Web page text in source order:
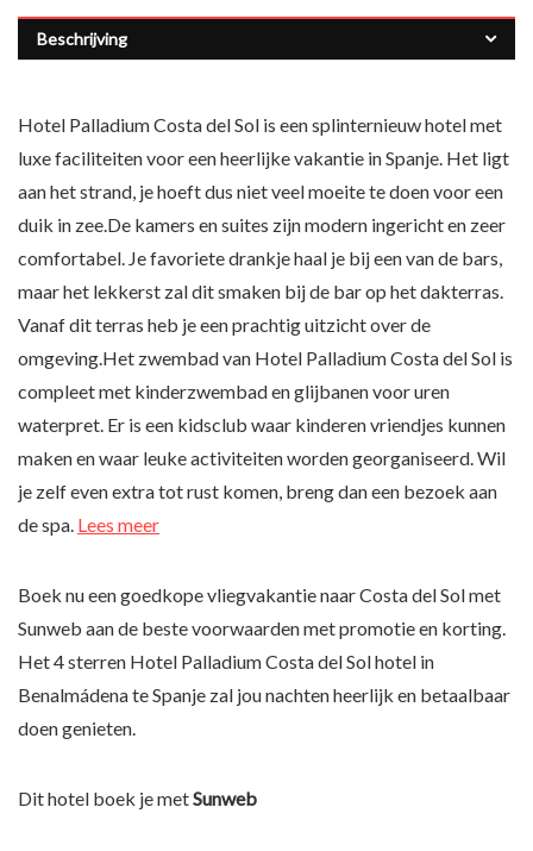
Beschrijving
Hotel Palladium Costa del Sol is een splinternieuw hotel met
luxe faciliteiten voor een heerlijke vakantie in Spanje. Het ligt
aan het strand, je hoeft dus niet veel moeite te doen voor een
duik in zee.De kamers en suites zijn modern ingericht en zeer
comfortabel. Je favoriete drankje haal je bij een van de bars,
maar het lekkerst zal dit smaken bij de bar op het dakterras.
Vanaf dit terras heb je een prachtig uitzicht over de
omgeving.Het zwembad van Hotel Palladium Costa del Sol is
compleet met kinderzwembad en glijbanen voor uren
waterpret. Er is een kidsclub waar kinderen vriendjes kunnen
maken en waar leuke activiteiten worden georganiseerd. Wil
je zelf even extra tot rust komen, breng dan een bezoek aan
de spa. Lees meer
Boek nu een goedkope vliegvakantie naar Costa del Sol met
Sunweb aan de beste voorwaarden met promotie en korting.
Het 4 sterren Hotel Palladium Costa del Sol hotel in
Benalmádena te Spanje zal jou nachten heerlijk en betaalbaar
doen genieten.
Dit hotel boek je metSunweb